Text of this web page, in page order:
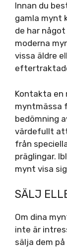
Innan du
gamla mynt
de har
moderna
vissa äldre
Kontakta en
myntmässa
bedömning
värdefullt
från
präglingar.
mynt visa
SÄLJ
Om dina
inte är
sälja dem